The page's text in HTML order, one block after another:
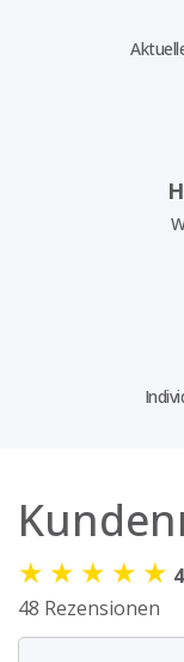
★ ★ ★ ★ ★
48 Rezensionen